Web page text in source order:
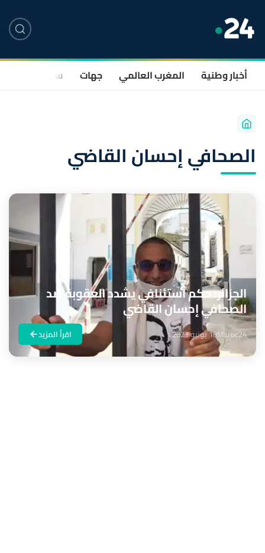
أخبار وطنية المغرب العالمي جهات سياسة
الصحافي إحسان القاضي
الجزائر: حكم استئنافي يشدد العقوبة ضد
الصحافي إحسان القاضي
Maroc2418 يونيو 2023 اقرأ المزيد